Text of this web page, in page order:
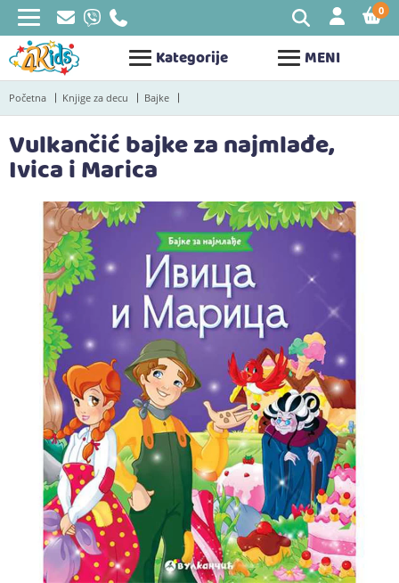
Kategorije MENI
0
Početna Knjige za decu Bajke
Vulkančić bajke za najmlađe,
Ivica i Marica